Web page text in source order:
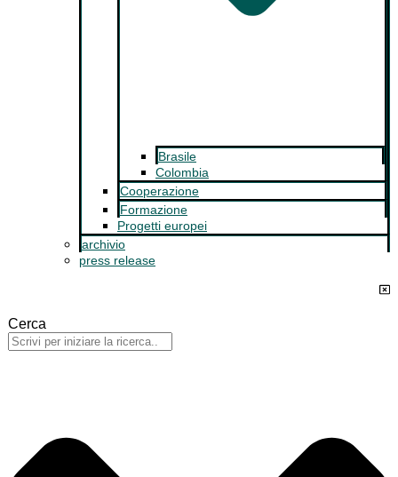
Brasile
Colombia
Cooperazione
Formazione
Progetti europei
archivio
press release
Cerca